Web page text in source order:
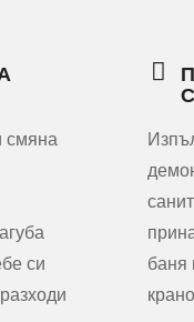
смяна
си
баня